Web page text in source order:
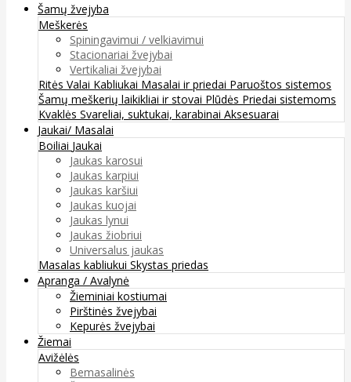
Šamų žvejyba
Meškerės
Spiningavimui / velkiavimui
Stacionariai žvejybai
Vertikaliai žvejybai
Ritės Valai Kabliukai Masalai ir priedai Paruoštos sistemos
Šamų meškerių laikikliai ir stovai Plūdės Priedai sistemoms
Kvaklės Svareliai, suktukai, karabinai Aksesuarai
Jaukai/ Masalai
Boiliai Jaukai
Jaukas karosui
Jaukas karpiui
Jaukas karšiui
Jaukas kuojai
Jaukas lynui
Jaukas žiobriui
Universalus jaukas
Masalas kabliukui Skystas priedas
Apranga / Avalynė
Žieminiai kostiumai
Pirštinės žvejybai
Kepurės žvejybai
Žiemai
Avižėlės
Bemasalinės